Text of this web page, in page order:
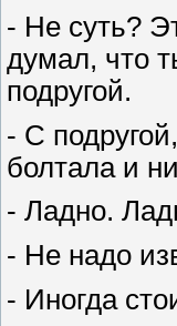
- Не суть?
думал, что
подругой.
- С
болтала и
- Ладно.
- Не надо
- Иногда